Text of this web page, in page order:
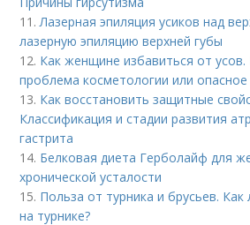
11.Лазерная эпиляция усиков над
лазерную эпиляцию верхней губы
12. Как женщине избавиться от усов.
проблема косметологии или опасное
13. Как восстановить защитные
Классификация и стадии развития
гастрита
14. Белковая диета Герболайф для
хронической усталости
15. Польза от турника и брусьев.
на турнике?